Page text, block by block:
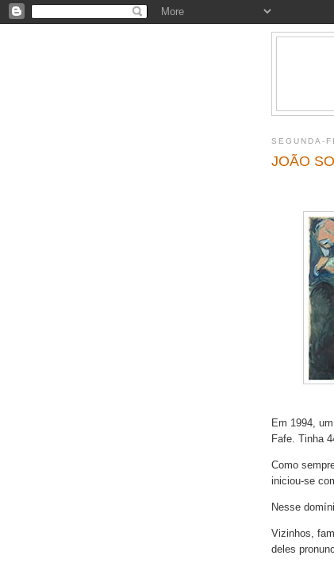
SEGUNDA-
JOÃO
Em 1994,
Fafe. Tinha
Como
iniciou-se
Nesse
Vizinhos,
deles